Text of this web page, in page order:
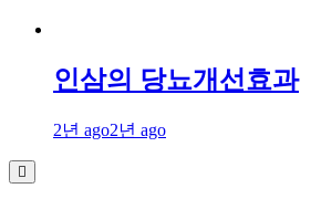
인삼의 당뇨개선효과
2년 ago2년 ago